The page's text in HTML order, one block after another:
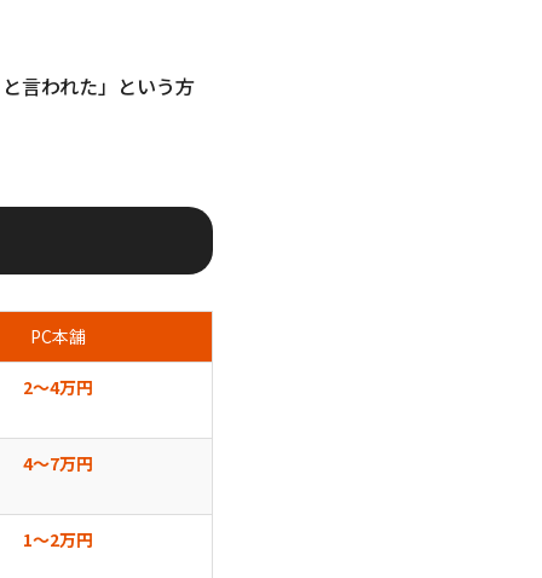
言われた」という方
PC本舗
2〜4万円
4〜7万円
1〜2万円